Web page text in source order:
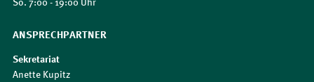
ANSPRECHPARTNER
Sekretariat
Anette Kupitz